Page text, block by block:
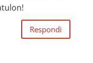
Respondi